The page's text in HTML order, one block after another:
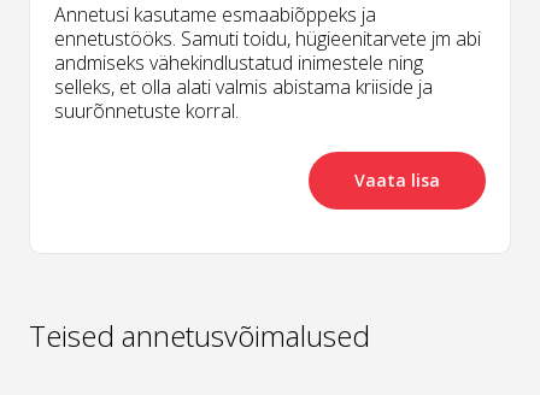
Annetusi kasutame esmaabiõppeks ja
ennetustööks. Samuti toidu, hügieenitarvete jm abi
andmiseks vähekindlustatud inimestele ning
selleks, et olla alati valmis abistama kriiside ja
suurõnnetuste korral.
Vaata lisa
Teised annetusvõimalused